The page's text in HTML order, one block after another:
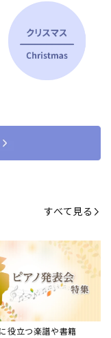
すべて見る
役立つ楽譜や書籍